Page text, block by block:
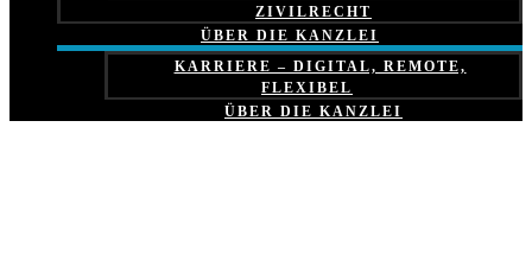
ZIVILRECHT
ÜBER DIE KANZLEI
KARRIERE – DIGITAL, REMOTE,
FLEXIBEL
ÜBER DIE KANZLEI